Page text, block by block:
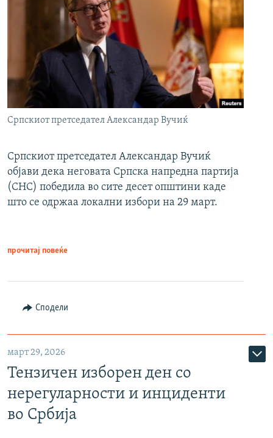
Српскиот претседател Александар Вучиќ
Српскиот претседател Александар Вучиќ
објави дека неговата Српска напредна партија
(СНС) победила во сите десет општини каде
што се одржаа локални избори на 29 март.
прочитај повеќе
Сподели
март 29, 2026
Тензичен изборен ден со
нерегуларности и инциденти
во Србија